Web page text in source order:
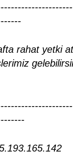
rahat yetki